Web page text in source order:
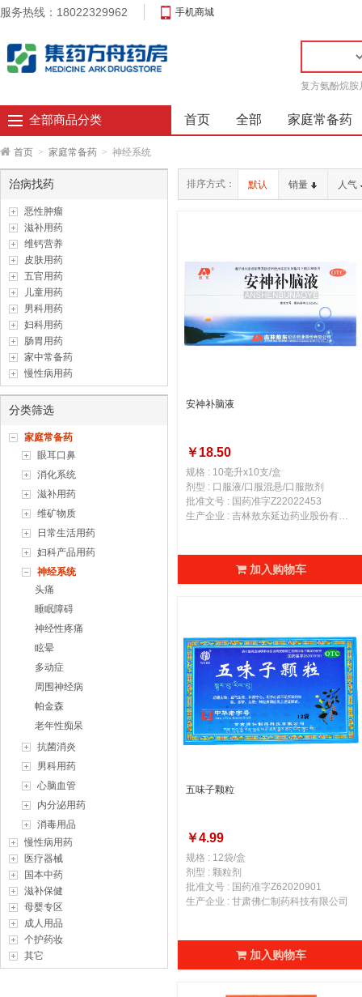
服务热线：18022329962 手机商城
复方氨酚烷胺
全部商品分类 首页 全部 家庭常备药
首页 > 家庭常备药 > 神经系统
治病找药
恶性肿瘤
滋补用药
维钙营养
皮肤用药
五官用药
儿童用药
男科用药
妇科用药
肠胃用药
家中常备药
慢性病用药
分类筛选
家庭常备药
眼耳口鼻
消化系统
滋补用药
维矿物质
日常生活用药
妇科产品用药
神经系统
头痛
睡眠障碍
神经性疼痛
眩晕
多动症
周围神经病
帕金森
老年性痴呆
抗菌消炎
男科用药
心脑血管
内分泌用药
消毒用品
慢性病用药
医疗器械
国本中药
滋补保健
母婴专区
成人用品
个护药妆
其它
排序方式： 默认 销量 人气
安神补脑液
￥18.50
规格 : 10毫升x10支/盒
剂型 : 口服液/口服混悬/口服散剂
批准文号 : 国药准字Z22022453
生产企业 : 吉林敖东延边药业股份有限公司
加入购物车
五味子颗粒
￥4.99
规格 : 12袋/盒
剂型 : 颗粒剂
批准文号 : 国药准字Z62020901
生产企业 : 甘肃佛仁制药科技有限公司
加入购物车